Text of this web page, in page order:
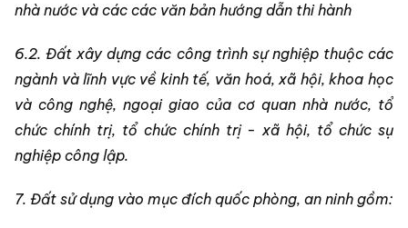
nhà nước và các các văn bản hướng dẫn thi hành
6.2. Đất xây dựng các công trình sự nghiệp thuộc các
ngành và lĩnh vực về kinh tế, văn hoá, xã hội, khoa học
và công nghệ, ngoại giao của cơ quan nhà nước, tổ
chức chính trị, tổ chức chính trị - xã hội, tổ chức sự
nghiệp công lập.
7. Đất sử dụng vào mục đích quốc phòng, an ninh gồm: